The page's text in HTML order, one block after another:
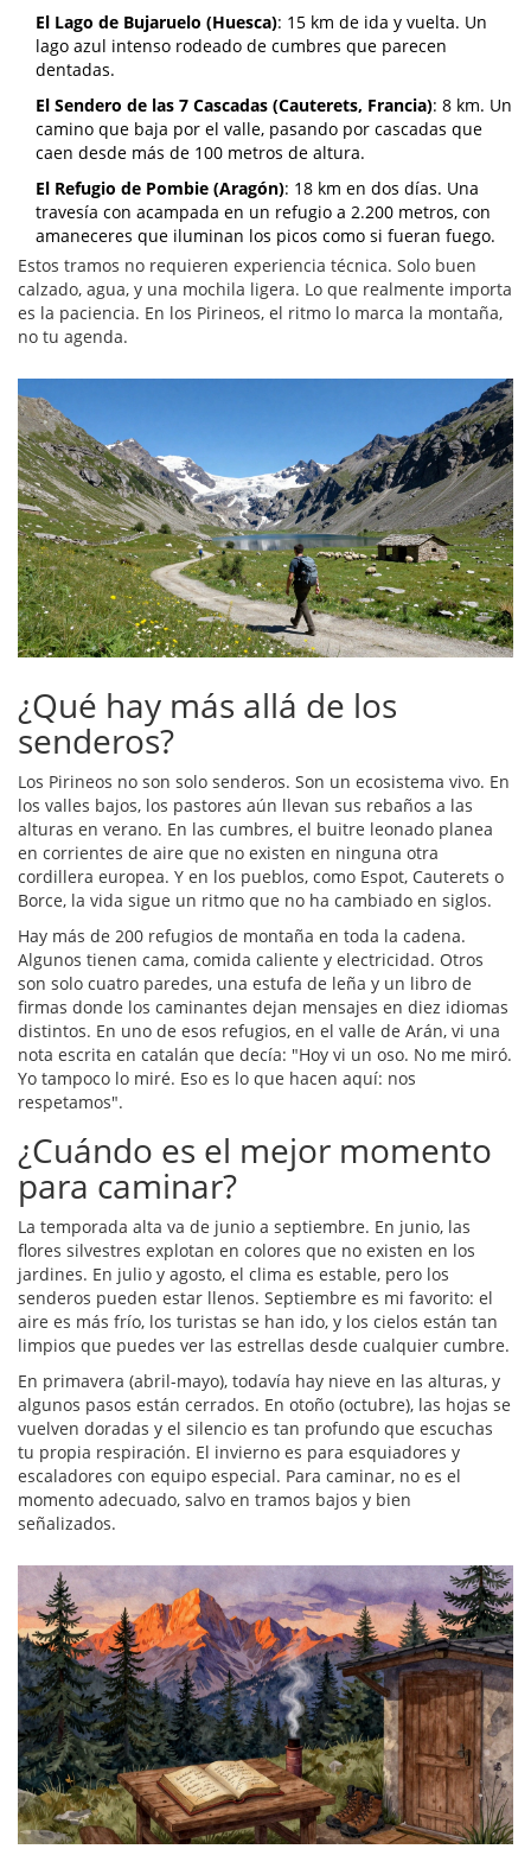
El Lago de Bujaruelo (Huesca): 15 km de ida y vuelta. Un
lago azul intenso rodeado de cumbres que parecen
dentadas.
El Sendero de las 7 Cascadas (Cauterets, Francia): 8 km. Un
camino que baja por el valle, pasando por cascadas que
caen desde más de 100 metros de altura.
El Refugio de Pombie (Aragón): 18 km en dos días. Una
travesía con acampada en un refugio a 2.200 metros, con
amaneceres que iluminan los picos como si fueran fuego.
Estos tramos no requieren experiencia técnica. Solo buen
calzado, agua, y una mochila ligera. Lo que realmente importa
es la paciencia. En los Pirineos, el ritmo lo marca la montaña,
no tu agenda.
¿Qué hay más allá de los
senderos?
Los Pirineos no son solo senderos. Son un ecosistema vivo. En
los valles bajos, los pastores aún llevan sus rebaños a las
alturas en verano. En las cumbres, el buitre leonado planea
en corrientes de aire que no existen en ninguna otra
cordillera europea. Y en los pueblos, como Espot, Cauterets o
Borce, la vida sigue un ritmo que no ha cambiado en siglos.
Hay más de 200 refugios de montaña en toda la cadena.
Algunos tienen cama, comida caliente y electricidad. Otros
son solo cuatro paredes, una estufa de leña y un libro de
firmas donde los caminantes dejan mensajes en diez idiomas
distintos. En uno de esos refugios, en el valle de Arán, vi una
nota escrita en catalán que decía: "Hoy vi un oso. No me miró.
Yo tampoco lo miré. Eso es lo que hacen aquí: nos
respetamos".
¿Cuándo es el mejor momento
para caminar?
La temporada alta va de junio a septiembre. En junio, las
flores silvestres explotan en colores que no existen en los
jardines. En julio y agosto, el clima es estable, pero los
senderos pueden estar llenos. Septiembre es mi favorito: el
aire es más frío, los turistas se han ido, y los cielos están tan
limpios que puedes ver las estrellas desde cualquier cumbre.
En primavera (abril-mayo), todavía hay nieve en las alturas, y
algunos pasos están cerrados. En otoño (octubre), las hojas se
vuelven doradas y el silencio es tan profundo que escuchas
tu propia respiración. El invierno es para esquiadores y
escaladores con equipo especial. Para caminar, no es el
momento adecuado, salvo en tramos bajos y bien
señalizados.